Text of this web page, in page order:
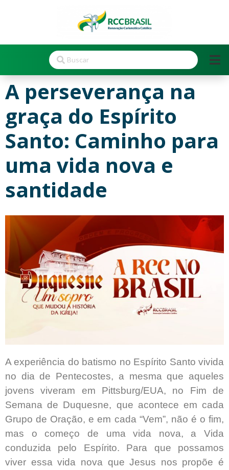
A perseverança na
graça do Espírito
Santo: Caminho para
uma vida nova e
santidade
A experiência do batismo no Espírito Santo vivida
no dia de Pentecostes, a mesma que aqueles
jovens viveram em Pittsburg/EUA, no Fim de
Semana de Duquesne, que acontece em cada
Grupo de Oração, e em cada “Vem”, não é o fim,
mas o começo de uma vida nova, a Vida
conduzida pelo Espírito. Para que possamos
viver essa vida nova que Jesus nos propõe é